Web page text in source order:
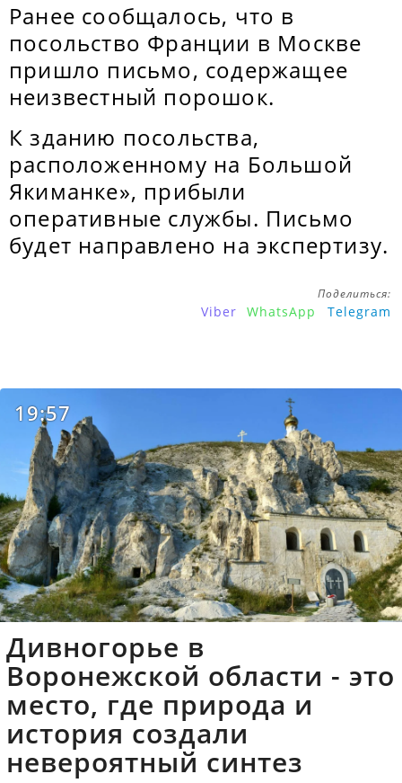
Ранее сообщалось, что в
посольство Франции в Москве
пришло письмо, содержащее
неизвестный порошок.
К зданию посольства,
расположенному на Большой
Якиманке», прибыли
оперативные службы. Письмо
будет направлено на экспертизу.
Поделиться:
Viber WhatsApp Telegram
19:57
Дивногорье в
Воронежской области - это
место, где природа и
история создали
невероятный синтез